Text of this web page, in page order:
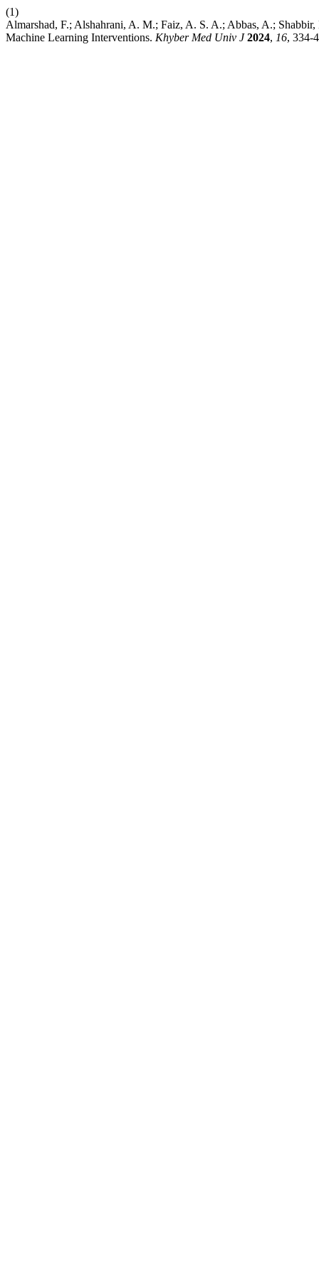
(1)
Almarshad, F.; Alshahrani, A. M.; Faiz, A. S. A.; Abbas, A.;
Machine Learning Interventions. Khyber Med Univ J 2024, 16, 334-